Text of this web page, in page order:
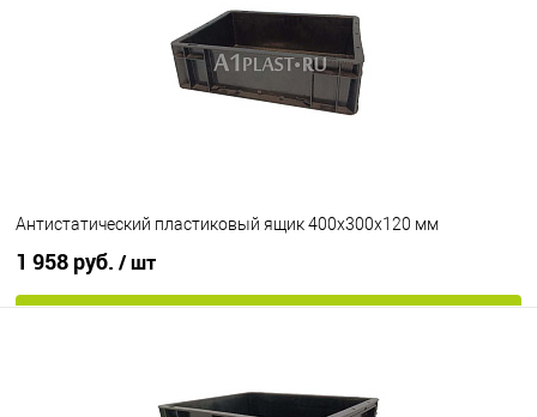
Антистатический пластиковый ящик 400х300х120 мм
1 958 руб. / шт
В наличии